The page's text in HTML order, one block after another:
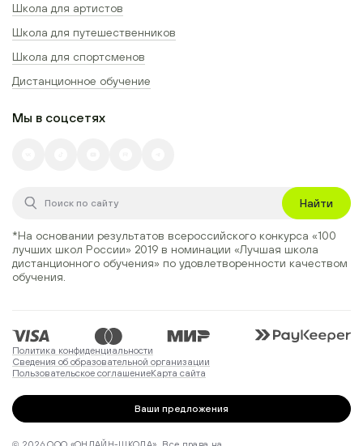
Школа для артистов
Школа для путешественников
Школа для спортсменов
Дистанционное обучение
Мы в соцсетях
Найти
*На основании результатов всероссийского конкурса «100
лучших школ России» 2019 в номинации «Лучшая школа
дистанционного обучения» по удовлетворенности качеством
обучения.
Политика конфиденциальности
Сведения об образовательной организации
Пользовательское соглашениеКарта сайта
Ваши предложения